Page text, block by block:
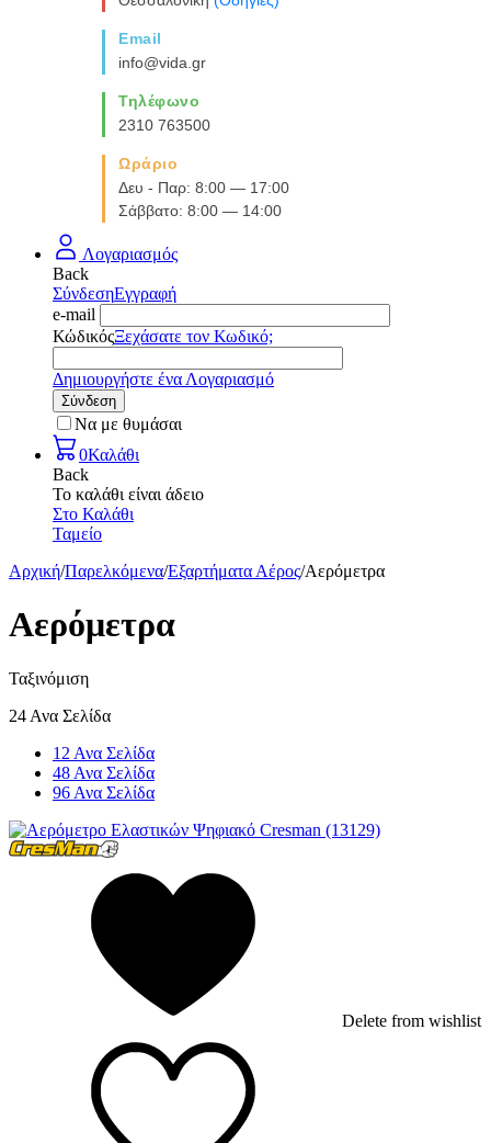
Email
info@vida.gr
Τηλέφωνο
2310 763500
Ωράριο
Δευ - Παρ: 8:00 — 17:00
Σάββατο: 8:00 — 14:00
Λογαριασμός
Back
ΣύνδεσηΕγγραφή
e-mail
ΚώδικόςΞεχάσατε τον Κωδικό;
Δημιουργήστε ένα Λογαριασμό
Σύνδεση
Να με θυμάσαι
0Καλάθι
Back
Το καλάθι είναι άδειο
Στο Καλάθι
Ταμείο
Αρχική/Παρελκόμενα/Εξαρτήματα Αέρος/Αερόμετρα
Αερόμετρα
Ταξινόμιση
24 Ανα Σελίδα
12 Ανα Σελίδα
48 Ανα Σελίδα
96 Ανα Σελίδα
Delete from wishlist